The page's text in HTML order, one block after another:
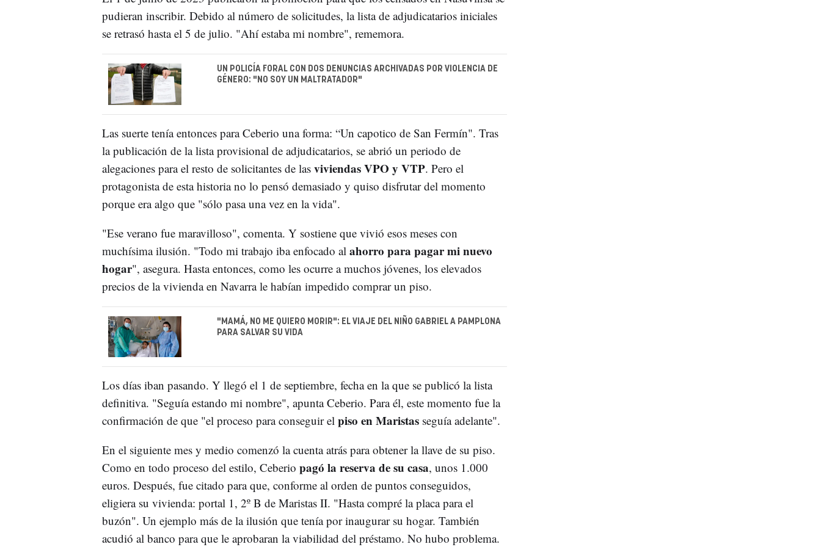
pudieran inscribir. Debido al número de solicitudes, la lista de adjudicatarios iniciales
se retrasó hasta el 5 de julio. "Ahí estaba mi nombre", rememora.
UN POLICÍA FORAL CON DOS DENUNCIAS ARCHIVADAS POR VIOLENCIA DE
GÉNERO: "NO SOY UN MALTRATADOR"
Las suerte tenía entonces para Ceberio una forma: “Un capotico de San Fermín". Tras
la publicación de la lista provisional de adjudicatarios, se abrió un periodo de
alegaciones para el resto de solicitantes de lasviviendas VPO y VTP. Pero el
protagonista de esta historia no lo pensó demasiado y quiso disfrutar del momento
porque era algo que "sólo pasa una vez en la vida".
"Ese verano fue maravilloso", comenta. Y sostiene que vivió esos meses con
muchísima ilusión. "Todo mi trabajo iba enfocado al ahorro para pagar mi nuevo
hogar", asegura. Hasta entonces, como les ocurre a muchos jóvenes, los elevados
precios de la vivienda en Navarra le habían impedido comprar un piso.
"MAMÁ, NO ME QUIERO MORIR": EL VIAJE DEL NIÑO GABRIEL A PAMPLONA
PARA SALVAR SU VIDA
Los días iban pasando. Y llegó el 1 de septiembre, fecha en la que se publicó la lista
definitiva. "Seguía estando mi nombre", apunta Ceberio. Para él, este momento fue la
confirmación de que "el proceso para conseguir el piso en Maristas seguía adelante".
En el siguiente mes y medio comenzó la cuenta atrás para obtener la llave de su piso.
Como en todo proceso del estilo, Ceberio pagó la reserva de su casa, unos 1.000
euros. Después, fue citado para que, conforme al orden de puntos conseguidos,
eligiera su vivienda: portal 1, 2º B de Maristas II. "Hasta compré la placa para el
buzón". Un ejemplo más de la ilusión que tenía por inaugurar su hogar. También
acudió al banco para que le aprobaran la viabilidad del préstamo. No hubo problema.